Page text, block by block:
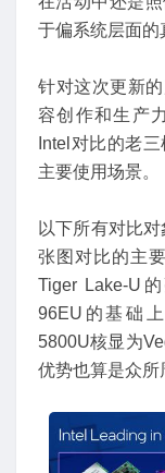
于偏系统层面的
针对这次更新
容创作和生产
Intel对比的老
主要使用场景。
以下所有对比
张图对比的主
Tiger Lake-U
96EU的基础
5800U核显为
优势也算是众所